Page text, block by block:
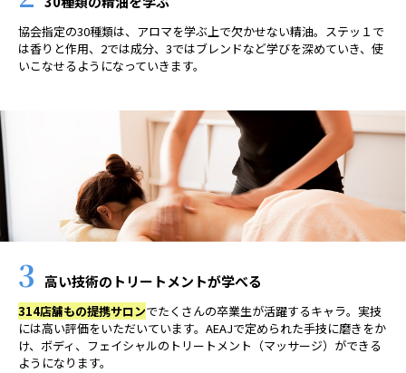
協会指定の30種類は、アロマを学ぶ上で欠かせない精油。ステッ１で
は香りと作用、2では成分、3ではブレンドなど学びを深めていき、使
いこなせるようになっていきます。
3 高い技術のトリートメントが学べる
314店舗もの提携サロンでたくさんの卒業生が活躍するキャラ。実技
には高い評価をいただいています。AEAJで定められた手技に磨きをか
け、ボディ、フェイシャルのトリートメント（マッサージ）ができる
ようになります。